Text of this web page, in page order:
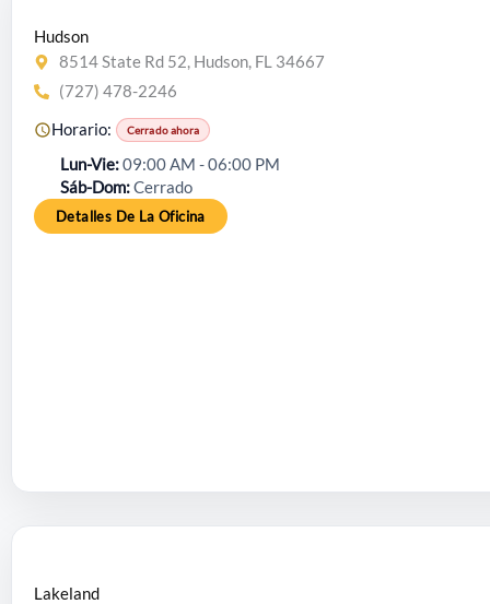
Hudson
8514 State Rd 52, Hudson, FL 34667
(727) 478-2246
Horario: Cerrado ahora
Lun-Vie 09:00 AM - 06:00 PM
Sáb-Dom Cerrado
Detalles De La Oficina
Lakeland